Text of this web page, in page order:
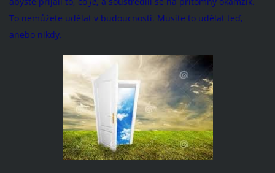
To nemůžete udělat v budoucnosti. Musíte to udělat teď,
anebo nikdy.